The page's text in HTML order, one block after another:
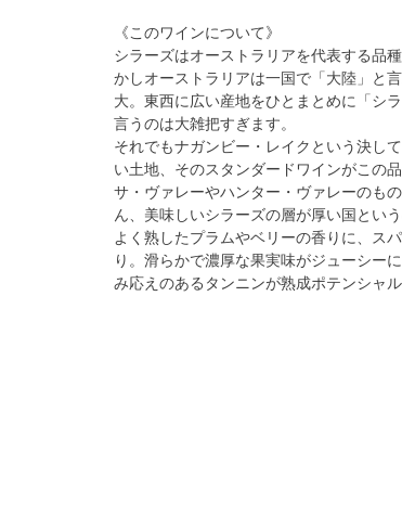
《このワインについて》
シラーズはオーストラリアを代表する品
かしオーストラリアは一国で「大陸」と
大。東西に広い産地をひとまとめに「シ
言うのは大雑把すぎます。
それでもナガンビー・レイクという決し
い土地、そのスタンダードワインがこの
サ・ヴァレーやハンター・ヴァレーのも
ん、美味しいシラーズの層が厚い国とい
よく熟したプラムやベリーの香りに、ス
り。滑らかで濃厚な果実味がジューシー
み応えのあるタンニンが熟成ポテンシャル